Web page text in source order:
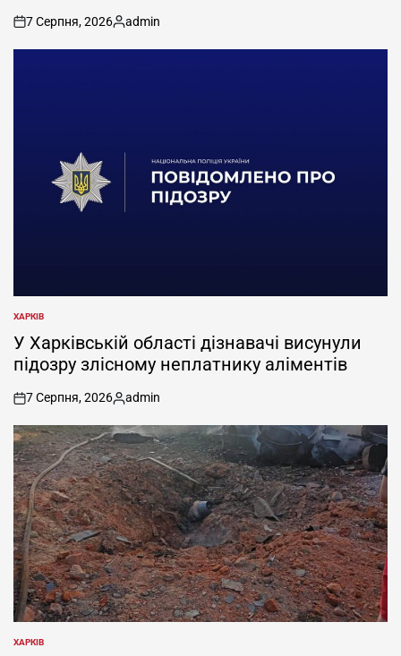
on
7 Серпня, 2026
Опубліковано
admin
ОПУБЛІКУВАТИ
У
ХАРКІВ
У Харківській області дізнавачі висунули
підозру злісному неплатнику аліментів
on
7 Серпня, 2026
Опубліковано
admin
ОПУБЛІКУВАТИ
ХАРКІВ